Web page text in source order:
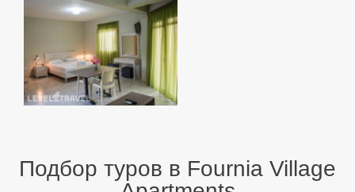
Подбор туров в Fournia Village
Apartments
Узнайте цены с перелетом из разных городов:
Бронируйте онлайн по лучшим ценам!
Екатеринбург Казань